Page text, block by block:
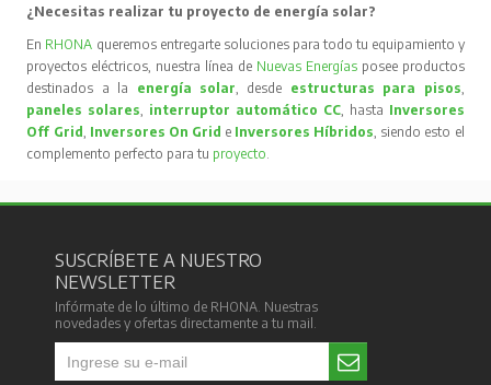
¿Necesitas realizar tu proyecto de energía solar?
En RHONA queremos entregarte soluciones para todo tu equipamiento y
proyectos eléctricos, nuestra línea de Nuevas Energíasposee productos
destinados a la energía solar , desde estructuras para pisos
paneles solares
interruptor automático CC, hasta Inversores
Off Grid Inversores On Grid e Inversores Híbridos , siendo esto el
complemento perfecto para tu proyecto
SUSCRÍBETE A NUESTRO
NEWSLETTER
Infórmate de lo último de RHONA. Nuestras
novedades y ofertas directamente a tu mail.